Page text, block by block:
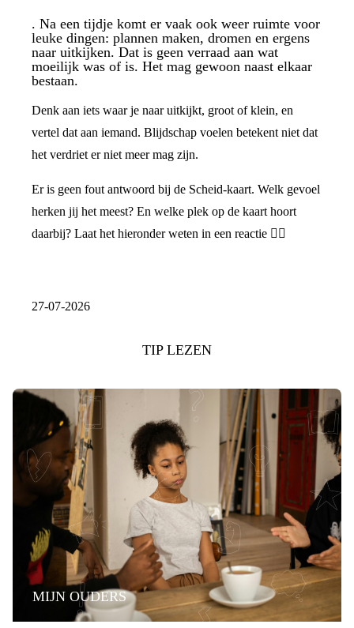
. Na een tijdje komt er vaak ook weer ruimte voor
leuke dingen: plannen maken, dromen en ergens
naar uitkijken. Dat is geen verraad aan wat
moeilijk was of is. Het mag gewoon naast elkaar
bestaan.
Denk aan iets waar je naar uitkijkt, groot of klein, en
vertel dat aan iemand. Blijdschap voelen betekent niet dat
het verdriet er niet meer mag zijn.
Er is geen fout antwoord bij de Scheid-kaart. Welk gevoel
herken jij het meest? En welke plek op de kaart hoort
daarbij? Laat het hieronder weten in een reactie 👇🏼
27-07-2026
TIP LEZEN
MIJN OUDERS